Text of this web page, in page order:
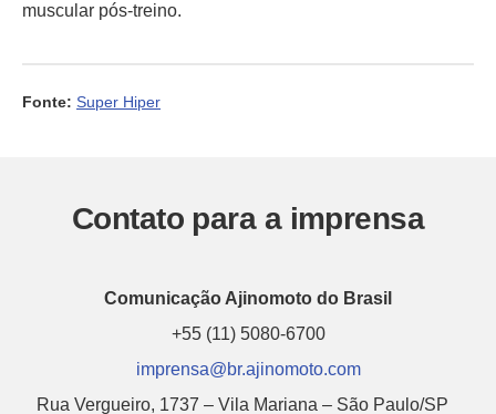
muscular pós-treino.
Fonte: Super Hiper
Contato para a imprensa
Comunicação Ajinomoto do Brasil
+55 (11) 5080-6700
imprensa@br.ajinomoto.com
Rua Vergueiro, 1737 – Vila Mariana – São Paulo/SP